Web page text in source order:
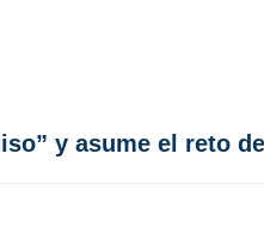
y asume el reto